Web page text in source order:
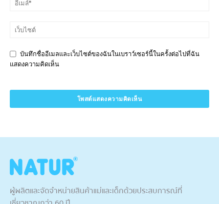
บันทึกชื่ออีเมลและเว็บไซต์ของฉันในเบราว์เซอร์นี้ในครั้งต่อไปที่ฉัน
แสดงความคิดเห็น
ผู้ผลิตและจัดจำหน่ายสินค้าแม่และเด็กด้วยประสบการณ์ที่